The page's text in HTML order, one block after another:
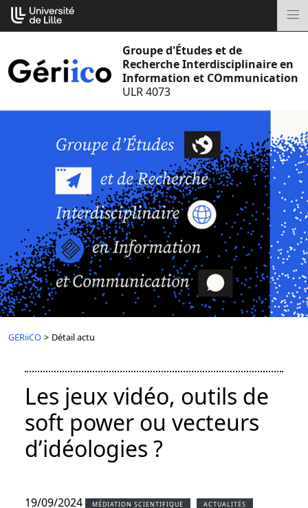
Aller
au
Groupe d'Études et de
Recherche Interdisciplinaire en
Information et COmmunication
ULR 4073
GERiiCO > Détail actu
Les jeux vidéo, outils de
soft power ou vecteurs
d’idéologies ?
19/09/2024 MÉDIATION SCIENTIFIQUE ACTUALITÉS
Cookies management panel